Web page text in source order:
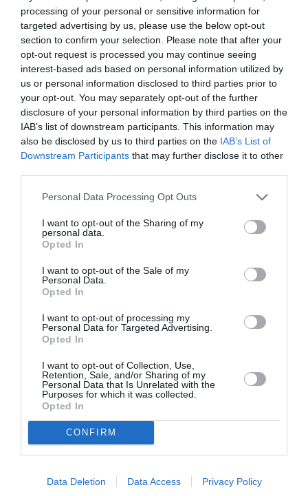
processing of your personal or sensitive information for
targeted advertising by us, please use the below opt-out
section to confirm your selection. Please note that after your
opt-out request is processed you may continue seeing
interest-based ads based on personal information utilized by
us or personal information disclosed to third parties prior to
your opt-out. You may separately opt-out of the further
disclosure of your personal information by third parties on the
IAB’s list of downstream participants. This information may
also be disclosed by us to third parties on the IAB’s List of
Downstream Participants that may further disclose it to other
Personal Data Processing Opt Outs
I want to opt-out of the Sharing of my
personal data.
Opted In
I want to opt-out of the Sale of my
Personal Data.
Opted In
I want to opt-out of processing my
Personal Data for Targeted Advertising.
Opted In
I want to opt-out of Collection, Use,
Retention, Sale, and/or Sharing of my
Personal Data that Is Unrelated with the
Purposes for which it was collected.
Opted In
CONFIRM
Data Deletion Data Access Privacy Policy
ΑΡΗΣ ΤΡΟΥΠΑΚΗΣ
ΔΙΟΝΥΣΗΣ ΤΣΑΚΝΗΣ
ΘΕΑΤΡΙΚΕΣ ΠΑΡΑΣΤΑΣΕΙΣ 2022 - 2023
ΘΕΑΤΡΙΚΕΣ ΠΕΡΙΟΔΕΙΕΣ – ΠΑΡΑΣΤΑΣΕΙΣ ΚΑΛΟΚΑΙΡΙ 2023
ΚΩΜΩΔΙΑ
ΟΥΙΛΛΙΑΜ ΣΑΙΞΠΗΡ
Newsletter
Κάθε βδομάδα στο e-mail σας τα τελευταία νέα για
την Τέχνη και τον Πολιτισμό!
Σχετικά Άρθρα
Αυτή η νύχτα μένει,
του Θάνου
σκηνοθεσία
Μικρή Προσευχή
Εύας Οικονόμου –